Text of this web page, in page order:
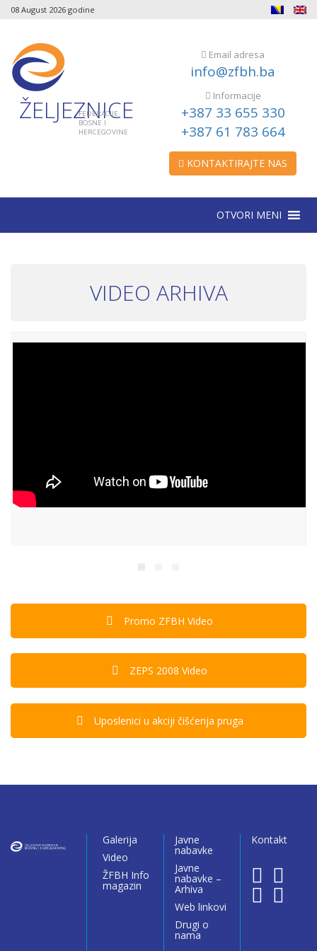
08 August 2026 godine
ŽELJEZNICE
FEDERACIJE
BOSNE I
HERCEGOVINE
Email adresa
info@zfbh.ba
Informacije
+387 33 655 330
+387 61 783 664
KONTAKTIRAJTE NAS
OTVORI MENI
VIDEO ARHIVA
Promo ZFBH Video
ZEPS 2008 Video
Uposlenici u akciji čišćenja pruga
Galerija
Video
ŽFBH Info
magazin
Javne
nabavke
Javne
nabavke –
Arhiva
Web linkovi
Drugi o
nama
Kontakt